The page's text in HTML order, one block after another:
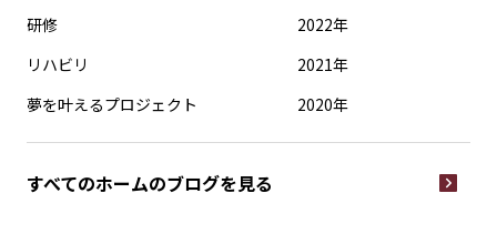
研修
リハビリ
夢を叶えるプロジェクト
2022年
2021年
2020年
すべてのホームのブログを見る